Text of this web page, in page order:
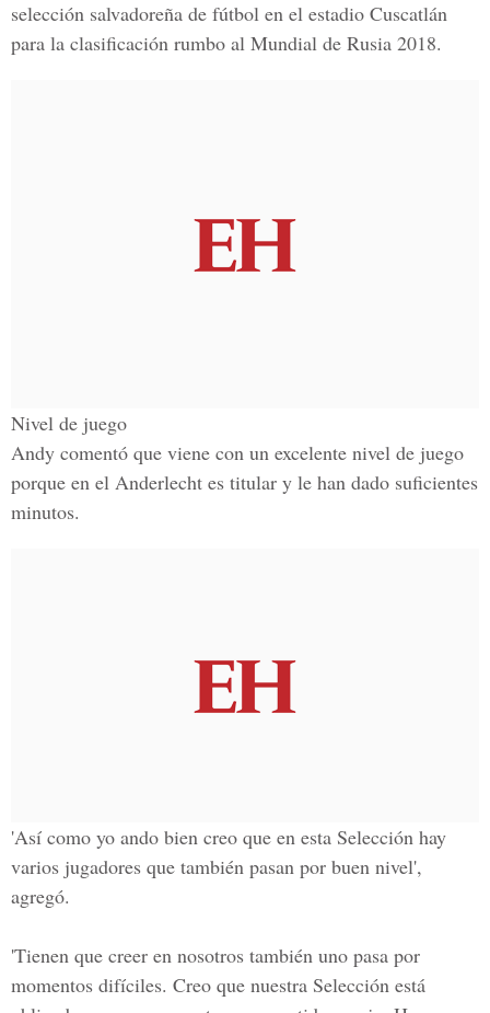
selección salvadoreña de fútbol en el estadio Cuscatlán
para la clasificación rumbo al Mundial de Rusia 2018.
Nivel de juego
Andy comentó que viene con un excelente nivel de juego
porque en el Anderlecht es titular y le han dado suficientes
minutos.
'Así como yo ando bien creo que en esta Selección hay
varios jugadores que también pasan por buen nivel',
agregó.
'Tienen que creer en nosotros también uno pasa por
momentos difíciles. Creo que nuestra Selección está